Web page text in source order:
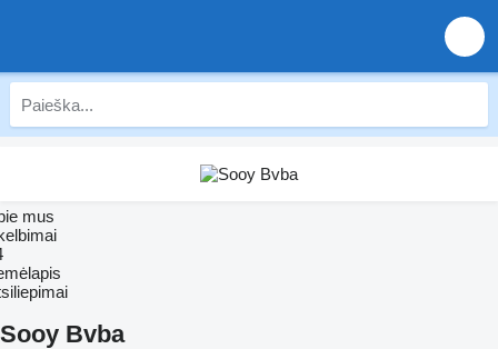
mus
Sooy Bvba